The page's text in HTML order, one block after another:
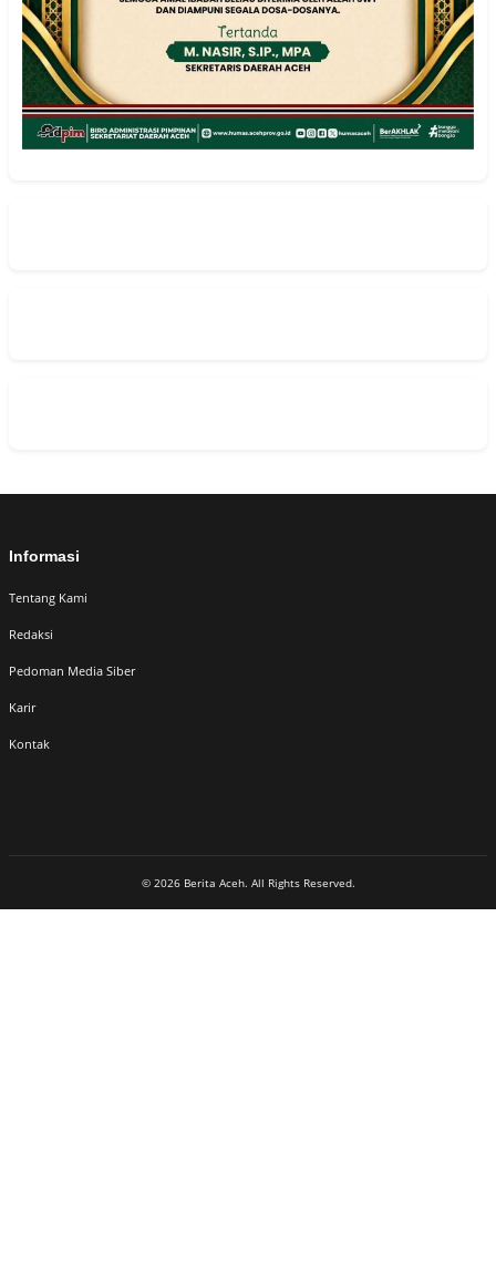
Informasi
Tentang Kami
Redaksi
Pedoman Media Siber
Karir
Kontak
© 2026 Berita Aceh. All Rights Reserved.